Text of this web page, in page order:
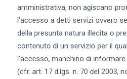
amministrativa, non agiscano
l’accesso a detti servizi ovvero
della presunta natura illecita o
contenuto di un servizio per il
l’accesso, manchino di
(cfr. art. 17 d.lgs. n. 70 del 2003,